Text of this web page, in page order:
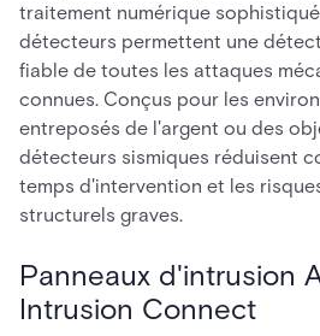
traitement numérique
détecteurs permettent une
fiable de toutes les attaques
connues. Conçus pour les
entreposés de l'argent ou des
détecteurs sismiques réduisent
temps d'intervention et les
structurels graves.
Panneaux d'intrusion
Intrusion Connect